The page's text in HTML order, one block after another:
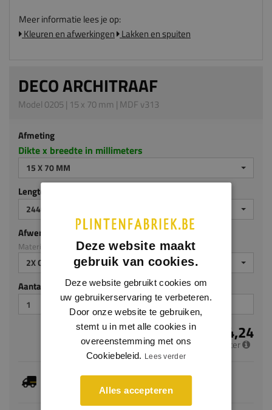
Meer informatie lees je op:
Kleuren en afwerkingen Lakken en spuiten
DECO ARCHITRAAF
Model 0205 | 15 x 70 mm | MDF v313
Afmeting
Dikte x breedte in millimeters
15 X 70 MM
Lengte (mm)
2440
Afwerking
Materiaal: MDF v313
2X GEGROND
Aantal stuks
€ 4,24
per meter
Dit artikel is voorradig, de verwachte levertijd
bedraagt 1-3 werkdagen
Deze website maakt
gebruik van cookies.
Deze website gebruikt cookies om
uw gebruikerservaring te verbeteren.
Door onze website te gebruiken,
stemt u in met alle cookies in
overeenstemming met ons
Cookiebeleid. Lees verder
Alles accepteren